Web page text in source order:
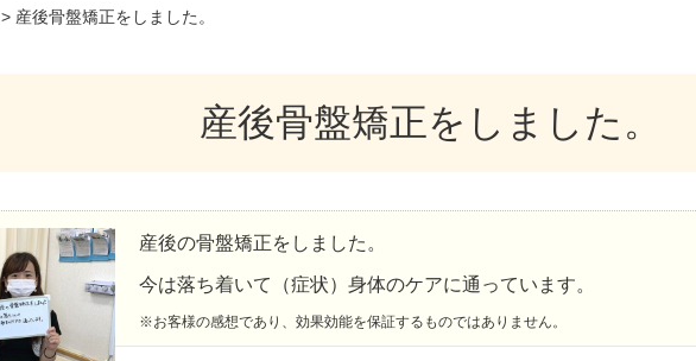
> 産後骨盤矯正をしました。
産後骨盤矯正をしました。
産後の骨盤矯正をしました。
今は落ち着いて（症状）身体のケアに通っています。
※お客様の感想であり、効果効能を保証するものではありません。